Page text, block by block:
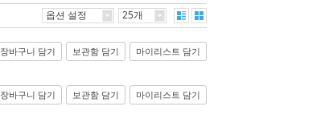
옵션 설정 25개
장바구니 담기 보관함 담기 마이리스트 담기
장바구니 담기 보관함 담기 마이리스트 담기